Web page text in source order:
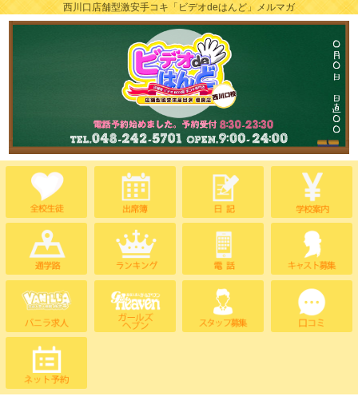
西川口店舗型激安手コキ「ビデオdeはんど」メルマガ